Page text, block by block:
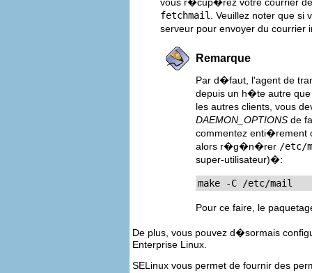
fetchmail
. Veuillez noter que
serveur pour envoyer du courrier
Remarque
Par d�faut, l'agent de
depuis un h�te autre que
les autres clients, vous
DAEMON_OPTIONS de
commentez
alors r�g�n�rer /etc/
super-utilisateur)�:
make -C /etc/mail
Pour ce faire, le
De plus, vous pouvez d�sormais
Enterprise Linux.
SELinux vous permet de fournir des